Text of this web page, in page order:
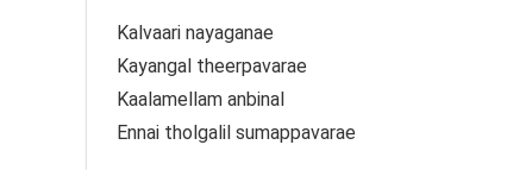
Kalvaari nayaganae
Kayangal theerpavarae
Kaalamellam anbinal
Ennai tholgalil sumappavarae